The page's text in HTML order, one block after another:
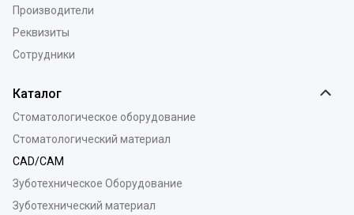
Производители
Реквизиты
Сотрудники
Каталог
Стоматологическое оборудование
Стоматологический материал
CAD/CAM
Зуботехническое Оборудование
Зуботехнический материал